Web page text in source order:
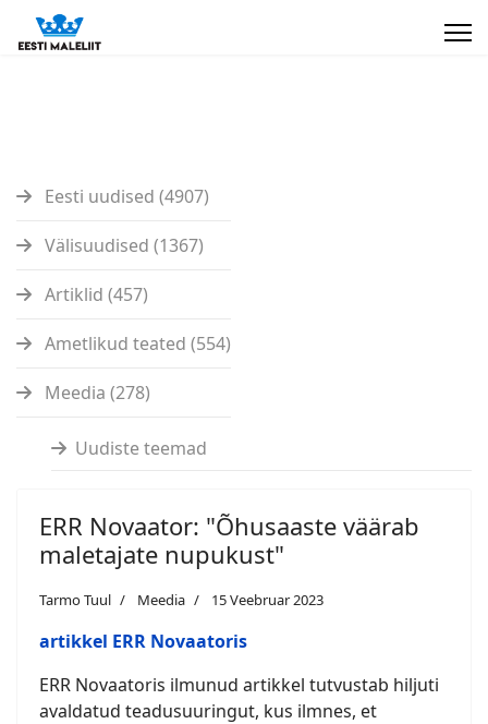
Eesti uudised (4907)
Välisuudised (1367)
Artiklid (457)
Ametlikud teated (554)
Meedia (278)
Uudiste teemad
ERR Novaator: "Õhusaaste väärab
maletajate nupukust"
Tarmo Tuul Meedia 15 Veebruar 2023
artikkel ERR Novaatoris
ERR Novaatoris ilmunud artikkel tutvustab hiljuti
avaldatud teadusuuringut, kus ilmnes, et